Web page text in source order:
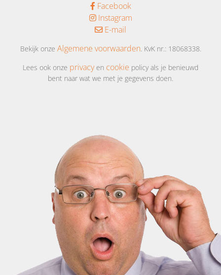
Facebook
Instagram
E-mail
Bekijk onze Algemene voorwaarden. KvK nr.: 18068338.
Lees ook onze privacyen cookie policy als je benieuwd
bent naar wat we met je gegevens doen.